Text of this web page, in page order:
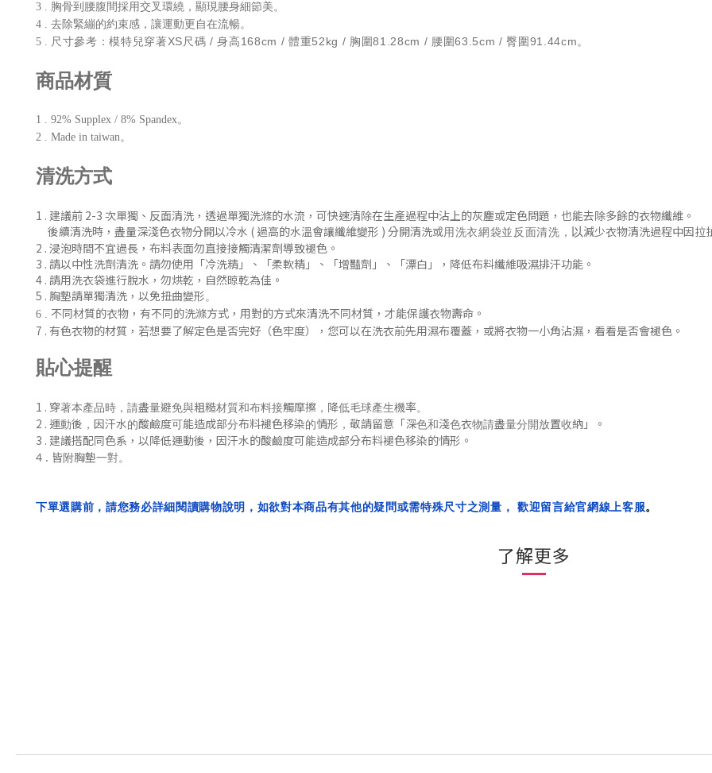
3 . 胸骨到腰腹間採用交叉環繞，顯現腰身細節美。
4 . 去除緊繃的約束感，讓運動更自在流暢。
5 . 尺寸參考：模特兒穿著XS尺碼 / 身高168cm / 體重52kg / 胸圍81.28cm / 腰圍63.5cm / 臀圍91.44cm。
商品材質
1 . 92% Supplex / 8% Spandex。
2 . Made in taiwan。
清洗方式
1 . 建議前 2-3 次單獨、反面清洗 ， 透過單獨洗滌的水流，可快速清除在生產過程中沾上的灰塵或定色問題 ， 也能去除多餘的衣物纖維。
後續清洗時 ，盡量深淺色衣物分開以冷水 ( 過高的水溫會讓纖維變形 ) 分開清洗或用洗衣網袋並反面清洗 ， 以減少衣物清洗過程中因拉
2 . 浸泡時間不宜過長，布料表面勿直接接觸清潔劑導致褪色。
3 . 請以中性洗劑清洗。請勿使用「冷洗精」、「柔軟精」
、「增豔劑」 、「漂白」，降低布料纖維吸濕排汗功能 。
4 . 請用洗衣袋進行脫水，勿烘乾，自然晾乾為佳。
5 . 胸墊請單獨清洗，以免扭曲變形。
6 . 不同材質的衣物，有不同的洗滌方式，用對的方式來清洗不同材質，才能保護衣物壽命。
7 . 有色衣物的材質，若想要了解定色是否完好（色牢度），您可以在洗衣前先用濕布覆蓋，或將衣物一小角沾濕，看看是否會褪色 。
貼心提醒
1 . 穿著本產品時，請盡量避免與粗糙材質和布料接觸摩擦，降低毛球產生機率。
2 . 運動後， 因汗水的酸鹼度可能造成部分布料褪色移染的情形，敬請留意 「深色和淺色衣物請盡量分開放置收納 」 。
3 . 建議搭配同色系， 以降低運動後， 因汗水的酸鹼度可能造成部分布料褪色移染的情形 。
4 . 皆附胸墊一對。
下單選購前，請您務必詳細閱讀購物說明，如欲對本商品有其他的疑問或需特殊尺寸之測量， 歡迎留言給官網線上客服。
了解更多